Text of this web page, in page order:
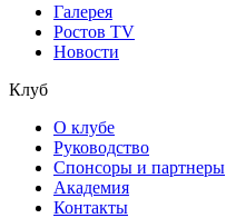
Галерея
Ростов TV
Новости
Клуб
О клубе
Руководство
Спонсоры и партнеры
Академия
Контакты